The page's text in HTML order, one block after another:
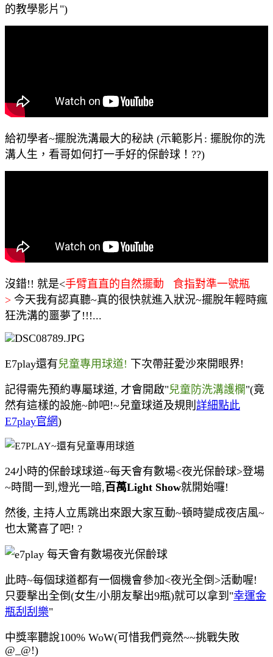
的教學影片")
給初學者~擺脫洗溝最大的秘訣 (示範影片: 擺脫你的洗
溝人生，看哥如何打一手好的保齡球！??)
沒錯!! 就是<手臂直直的自然擺動 食指對準一號瓶
> 今天我有認真聽~真的很快就進入狀況~擺脫年輕時瘋
狂洗溝的噩夢了!!!...
E7play還有兒童專用球道! 下次帶莊愛沙來開眼界!
記得需先預約專屬球道, 才會開啟"兒童防洗溝護欄"(竟
然有這樣的設施~帥吧!~兒童球道及規則 詳細點此
E7play官網)
24小時的保齡球球道~每天會有數場<夜光保齡球>登場
~時間一到,燈光一暗,百萬Light Show就開始囉!
然後, 主持人立馬跳出來跟大家互動~頓時變成夜店風~
也太驚喜了吧! ?
此時~每個球道都有一個機會參加<夜光全倒>活動喔!
只要擊出全倒(女生/小朋友擊出9瓶)就可以拿到"幸運金
瓶刮刮樂"
中獎率聽說100% WoW(可惜我們竟然~~挑戰失敗
@_@!)